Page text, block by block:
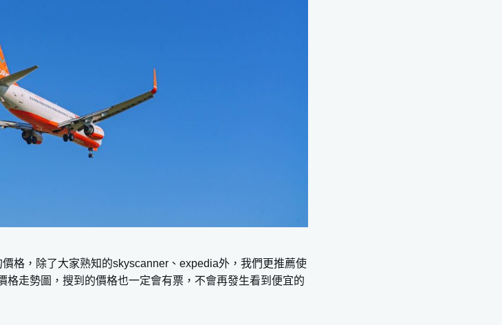
格，除了大家熟知的skyscanner、expedia外，我們更推薦使
格走勢圖，搜到的價格也一定會有票，不會再發生看到便宜的